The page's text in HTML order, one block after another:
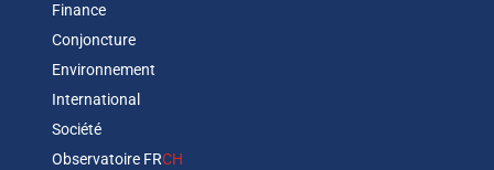
Finance
Conjoncture
Environnement
International
Société
Observatoire FRCH